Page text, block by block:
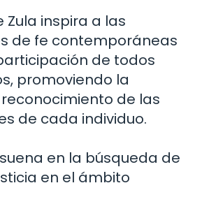
Zula inspira a las
de fe contemporáneas
de todos
promoviendo la
de las
de cada individuo.
en la búsqueda de
en el ámbito